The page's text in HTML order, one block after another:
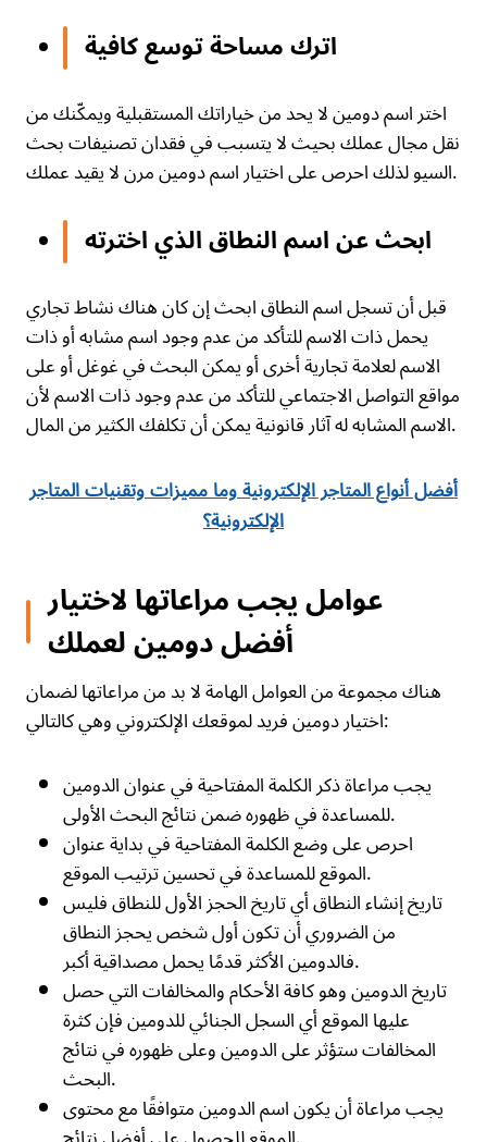
اترك مساحة توسع كافية
اختر اسم دومين لا يحد من خياراتك المستقبلية ويمكّنك من
نقل مجال عملك بحيث لا يتسبب في فقدان تصنيفات بحث
السيو لذلك احرص على اختيار اسم دومين مرن لا يقيد عملك.
ابحث عن اسم النطاق الذي اخترته
قبل أن تسجل اسم النطاق ابحث إن كان هناك نشاط تجاري
يحمل ذات الاسم للتأكد من عدم وجود اسم مشابه أو ذات
الاسم لعلامة تجارية أخرى أو يمكن البحث في غوغل أو على
مواقع التواصل الاجتماعي للتأكد من عدم وجود ذات الاسم لأن
الاسم المشابه له آثار قانونية يمكن أن تكلفك الكثير من المال.
أفضل أنواع المتاجر الإلكترونية وما مميزات وتقنيات المتاجر
الإلكترونية؟
عوامل يجب مراعاتها لاختيار
أفضل دومين لعملك
هناك مجموعة من العوامل الهامة لا بد من مراعاتها لضمان
اختيار دومين فريد لموقعك الإلكتروني وهي كالتالي:
يجب مراعاة ذكر الكلمة المفتاحية في عنوان الدومين
للمساعدة في ظهوره ضمن نتائج البحث الأولى.
احرص على وضع الكلمة المفتاحية في بداية عنوان
الموقع للمساعدة في تحسين ترتيب الموقع.
تاريخ إنشاء النطاق أي تاريخ الحجز الأول للنطاق فليس
من الضروري أن تكون أول شخص يحجز النطاق
فالدومين الأكثر قدمًا يحمل مصداقية أكبر.
تاريخ الدومين وهو كافة الأحكام والمخالفات التي حصل
عليها الموقع أي السجل الجنائي للدومين فإن كثرة
المخالفات ستؤثر على الدومين وعلى ظهوره في نتائج
البحث.
يجب مراعاة أن يكون اسم الدومين متوافقًا مع محتوى